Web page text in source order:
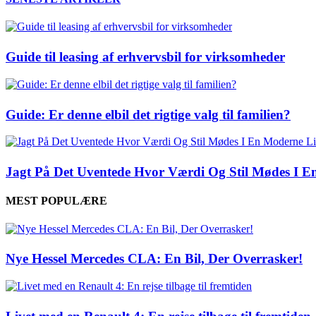
Guide til leasing af erhvervsbil for virksomheder
Guide: Er denne elbil det rigtige valg til familien?
Jagt På Det Uventede Hvor Værdi Og Stil Mødes I
MEST POPULÆRE
Nye Hessel Mercedes CLA: En Bil, Der Overrasker!